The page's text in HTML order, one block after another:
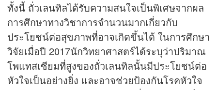
ทั้งนี้ ถั่วเลนทิลได้รับความสนใจเป็นพิเศษจากผล
การศึกษาทางวิชาการจำนวนมากเกี่ยวกับ
ประโยชน์ต่อสุขภาพที่อาจเกิดขึ้นได้ ในการศึกษา
วิจัยเมื่อปี 2017นักวิทยาศาสตร์ได้ระบุว่าปริมาณ
โพแทสเซียมที่สูงของถั่วเลนทิลนั้นมีประโยชน์ต่อ
หัวใจเป็นอย่างยิ่ง และอาจช่วยป้องกันโรคหัวใจ